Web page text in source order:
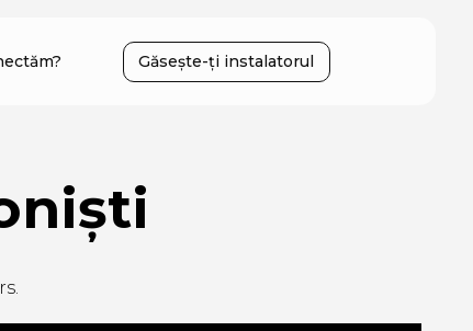
Găsește-ți instalatorul